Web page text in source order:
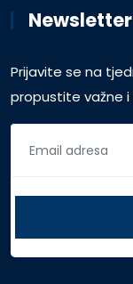
Newsletter
Prijavite se na
propustite važne i